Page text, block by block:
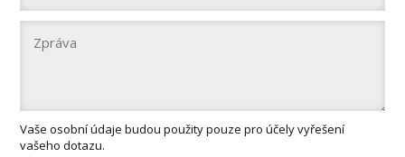
Vaše osobní údaje budou použity pouze pro účely vyřešení
vašeho dotazu.